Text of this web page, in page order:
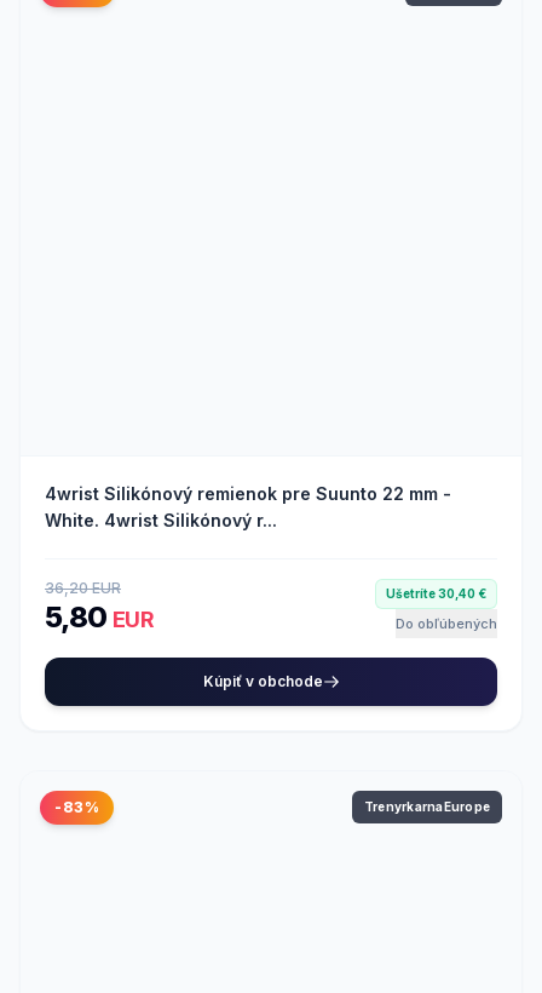
4wrist Silikónový remienok pre Suunto 22 mm -
White. 4wrist Silikónový r...
36,20 EUR
5,80 EUR
Ušetríte 30,40 €
Do obľúbených
Kúpiť v obchode
-83% TrenyrkarnaEurope